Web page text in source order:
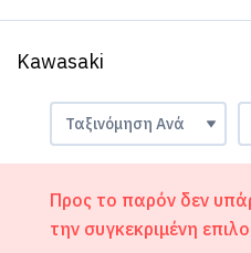
Kawasaki
Προς το παρόν δεν
την συγκεκριμένη